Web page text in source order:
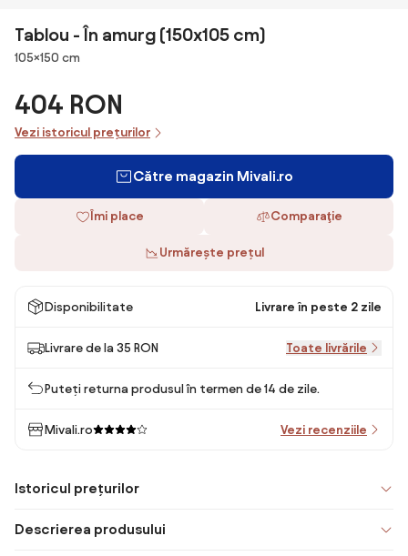
Tablou - În amurg (150x105 cm)
Dimensiuni
105×150 cm
404 RON
Vezi istoricul prețurilor
Către magazin Mivali.ro
Îmi place Comparaţie
Urmărește prețul
Disponibilitate Livrare în peste 2 zile
Livrare de la 35 RON Toate livrările
Puteți returna produsul în termen de 14 de zile.
Mivali.ro Vezi recenziile
Istoricul prețurilor
Descrierea produsului